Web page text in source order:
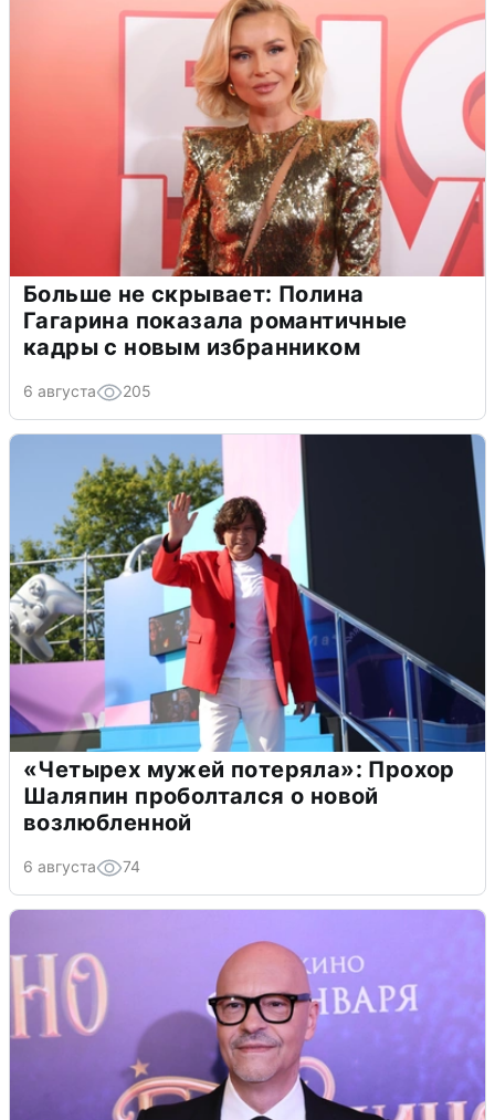
Больше не скрывает: Полина
Гагарина показала романтичные
кадры с новым избранником
6 августа 205
«Четырех мужей потеряла»: Прохор
Шаляпин проболтался о новой
возлюбленной
6 августа 74